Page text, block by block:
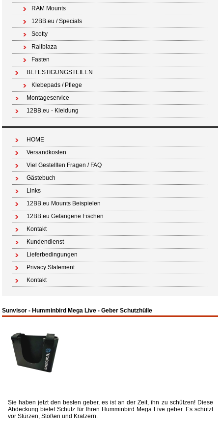
RAM Mounts
12BB.eu / Specials
Scotty
Railblaza
Fasten
BEFESTIGUNGSTEILEN
Klebepads / Pflege
Montageservice
12BB.eu - Kleidung
HOME
Versandkosten
Viel Gestellten Fragen / FAQ
Gästebuch
Links
12BB.eu Mounts Beispielen
12BB.eu Gefangene Fischen
Kontakt
Kundendienst
Lieferbedingungen
Privacy Statement
Kontakt
Sunvisor - Humminbird Mega Live - Geber Schutzhülle
Sie haben jetzt den besten geber, es ist an der Zeit, ihn zu schützen! Diese
Abdeckung bietet Schutz für Ihren Humminbird Mega Live geber. Es schützt
vor Stürzen, Stößen und Kratzern.